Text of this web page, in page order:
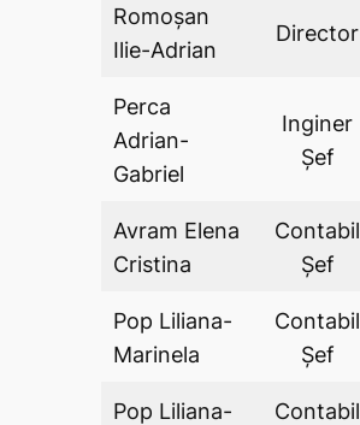
Romoșan
Ilie-Adrian
Director
Perca
Adrian-
Gabriel
Inginer
Şef
Avram Elena
Cristina
Contabil
Şef
Pop Liliana-
Marinela
Contabil
Şef
Pop Liliana-
Contabil